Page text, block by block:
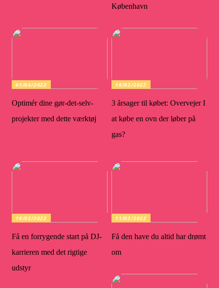
København
01/03/2022
Optimér dine gør-det-selv-
projekter med dette værktøj
16/02/2022
3 årsager til købet: Overvejer I
at købe en ovn der løber på
gas?
16/02/2022
Få en forrygende start på DJ-
karrieren med det rigtige
udstyr
11/02/2022
Få den have du altid har drømt
om